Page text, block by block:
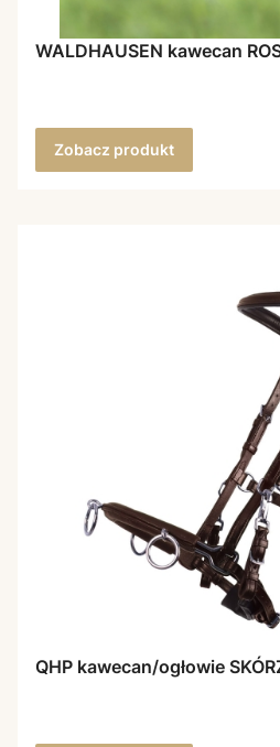
WALDHAUSEN kawecan
Zobacz produkt
QHP kawecan/ogłowie